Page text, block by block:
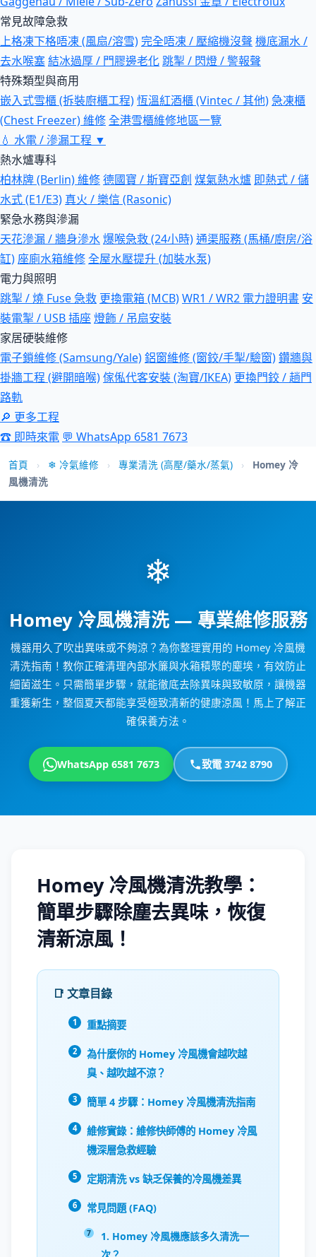
常見故障急救
上格凍下格唔凍 (風扇/溶雪)完全唔凍 / 壓縮機沒聲 機底漏水 /
去水喉塞結冰過厚 / 門膠邊老化跳掣 / 閃燈 / 警報聲
特殊類型與商用
嵌入式雪櫃 (拆裝廚櫃工程)恆溫紅酒櫃 (Vintec / 其他)急凍櫃
(Chest Freezer) 維修全港雪櫃維修地區一覽
💧 水電 / 滲漏工程 ▼
熱水爐專科
柏林牌 (Berlin) 維修德國寶 / 斯寶亞創 煤氣熱水爐 即熱式 / 儲
水式 (E1/E3) 真火 / 樂信 (Rasonic)
緊急水務與滲漏
天花滲漏 / 牆身滲水爆喉急救 (24小時)通渠服務 (馬桶/廚房/浴
缸) 座廁水箱維修全屋水壓提升 (加裝水泵)
電力與照明
跳掣 / 燒 Fuse 急救 更換電箱 (MCB)WR1 / WR2 電力證明書 安
裝電掣 / USB 插座燈飾 / 吊扇安裝
家居硬裝維修
電子鎖維修 (Samsung/Yale)鋁窗維修 (窗鉸/手掣/驗窗)鑽牆與
掛牆工程 (避開暗喉)傢俬代客安裝 (淘寶/IKEA) 更換門鉸 / 趟門
路軌
🔎 更多工程
☎ 即時來電 💬 WhatsApp 6581 7673
首頁 › ❄ 冷氣維修 › 專業清洗 (高壓/藥水/蒸氣) ›
Homey 冷
風機清洗
❄
Homey 冷風機清洗 — 專業維修服務
機器用久了吹出異味或不夠涼？為你整理實用的 Homey 冷風機
清洗指南！教你正確清理內部水簾與水箱積聚的塵埃，有效防止
細菌滋生。只需簡單步驟，就能徹底去除異味與致敏原，讓機器
重獲新生，整個夏天都能享受極致清新的健康涼風！馬上了解正
確保養方法。
WhatsApp 6581 7673 致電 3742 8790
Homey 冷風機清洗教學：
簡單步驟除塵去異味，恢復
清新涼風！
📑 文章目錄
重點摘要
為什麼你的 Homey 冷風機會越吹越
臭、越吹越不涼？
簡單 4 步驟：Homey 冷風機清洗指南
維修實錄：維修快師傅的 Homey 冷風
機深層急救經驗
定期清洗 vs 缺乏保養的冷風機差異
常見問題 (FAQ)
1. Homey 冷風機應該多久清洗一